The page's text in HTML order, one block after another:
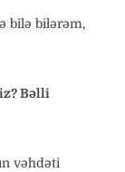
bilə bilərəm,
Bəlli
vəhdəti